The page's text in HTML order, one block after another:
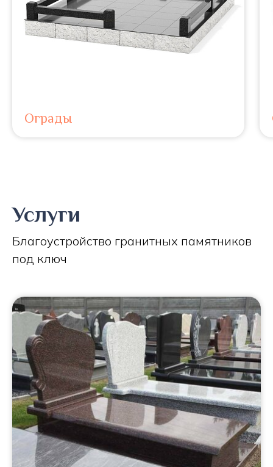
Ограды
Услуги
Благоустройство гранитных памятников
под ключ